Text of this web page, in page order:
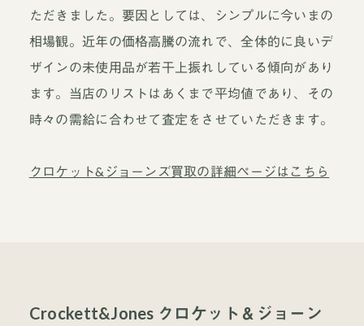
ただきました。要因としては、シンプルに今いまの
相場観。近年の価格高騰の流れで、全体的に良いデ
ザインの未使用品が若干上振れしている傾向があり
ます。当店のリストはあくまで平均値であり、その
時々の需給に合わせて査定をさせていただきます。
クロケット&ジョーンズ買取の詳細ページはこちら
Crockett&Jones クロケット＆ジョーン